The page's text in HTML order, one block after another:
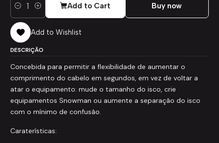
Quantity Add to Cart Buy now
Add to Wishlist
DESCRIÇÃO
Concebida para permitir a flexibilidade de aumentar o
comprimento do cabelo em segundos, em vez de voltar a
atar o equipamento: mude o tamanho do isco, crie
equipamentos Snowman ou aumente a separação do isco
com o mínimo de confusão.
Caraterísticas: